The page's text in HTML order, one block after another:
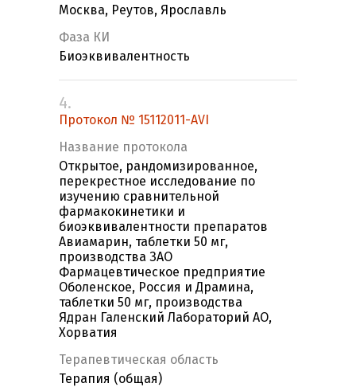
Москва, Реутов, Ярославль
Фаза КИ
Биоэквивалентность
4.
Протокол № 15112011-AVI
Название протокола
Открытое, рандомизированное,
перекрестное исследование по
изучению сравнительной
фармакокинетики и
биоэквивалентности препаратов
Авиамарин, таблетки 50 мг,
производства ЗАО
Фармацевтическое предприятие
Оболенское, Россия и Драмина,
таблетки 50 мг, производства
Ядран Галенский Лабораторий АО,
Хорватия
Терапевтическая область
Терапия (общая)